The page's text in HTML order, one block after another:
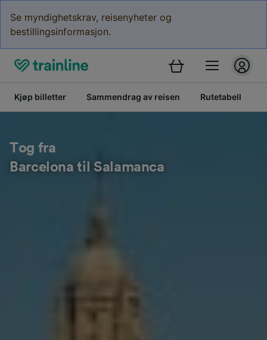
Se myndighetskrav, reisenyheter og
bestillingsinformasjon.
Kjøp billetter Sammendrag av reisen Rutetabell
Tog fra
Barcelona til Salamanca